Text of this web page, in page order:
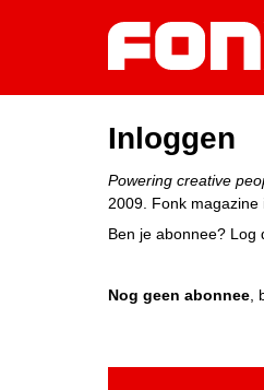
Inloggen
Powering creative
2009. Fonk magazine
Ben je abonnee? Log
Nog geen abonnee